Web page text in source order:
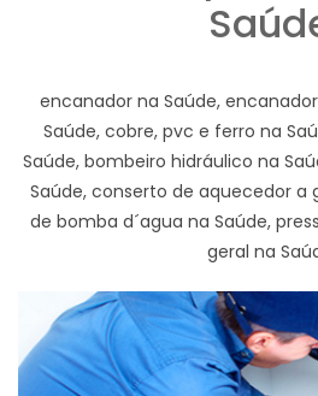
encanador na Saúde,
Saúde, cobre, pvc e ferro na
Saúde, bombeiro hidráulico na
Saúde, conserto de aquecedor a
de bomba d´agua na Saúde,
geral na